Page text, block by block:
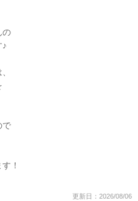
の
で
！
更新日：2026/08/06